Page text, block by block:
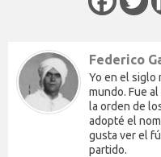
Federico
Yo en el siglo
mundo. Fue
la orden de
adopté el
gusta ver el
partido.